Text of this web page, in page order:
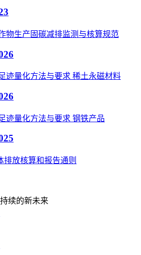
物生产固碳减排监测与核算规范
迹量化方法与要求 稀土永磁材料
迹量化方法与要求 钢铁产品
排放核算和报告通则
续的新未来